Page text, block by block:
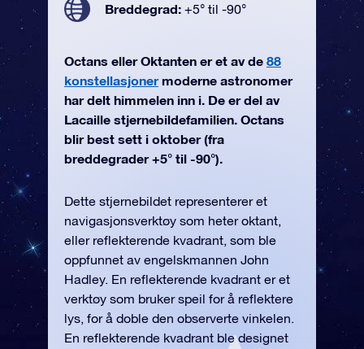
Breddegrad: +5° til -90°
Octans eller Oktanten er et av de 88
konstellasjonermoderne astronomer
har delt himmelen inn i. De er del av
Lacaille stjernebildefamilien. Octans
blir best sett i oktober (fra
breddegrader +5° til -90°).
Dette stjernebildet representerer et
navigasjonsverktøy som heter oktant,
eller reflekterende kvadrant, som ble
oppfunnet av engelskmannen John
Hadley. En reflekterende kvadrant er et
verktøy som bruker speil for å reflektere
lys, for å doble den observerte vinkelen.
En reflekterende kvadrant ble designet